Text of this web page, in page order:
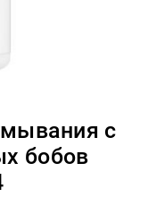
с
бобов